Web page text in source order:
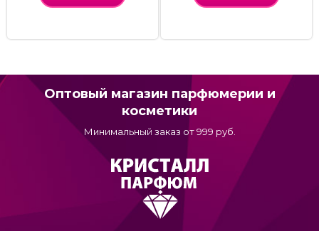
Оптовый магазин парфюмерии и
косметики
Минимальный заказ от 999 руб.